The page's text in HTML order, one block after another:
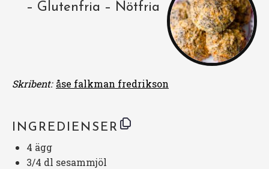
– Glutenfria – Nötfria
Skribent: åse falkman fredrikson
INGREDIENSER
4 ägg
3/4 dl sesammjöl